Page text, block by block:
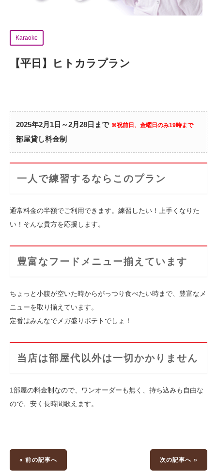
Karaoke
【平日】ヒトカラプラン
2025年2月1日～2月28日まで ※祝前日、金曜日のみ19時まで
部屋貸し料金制
一人で練習するならこのプラン
通常料金の半額でご利用できます。練習したい！上手くなりた
い！そんな貴方を応援します。
豊富なフードメニュー揃えています
ちょっと小腹が空いた時からがっつり食べたい時まで、豊富なメ
ニューを取り揃えています。
定番はみんなでメガ盛りポテトでしょ！
当店は部屋代以外は一切かかりません
1部屋の料金制なので、ワンオーダーも無く、持ち込みも自由な
ので、安く長時間歌えます。
« 前の記事へ 次の記事へ »